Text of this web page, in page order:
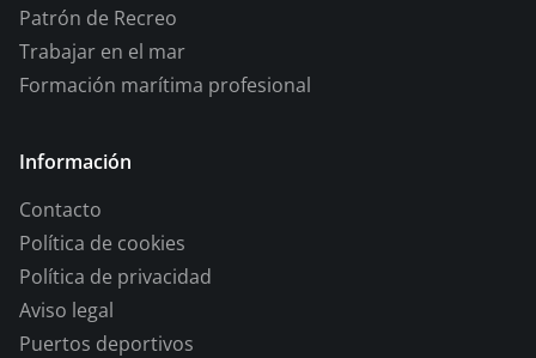
Patrón de Recreo
Trabajar en el mar
Formación marítima profesional
Información
Contacto
Política de cookies
Política de privacidad
Aviso legal
Puertos deportivos